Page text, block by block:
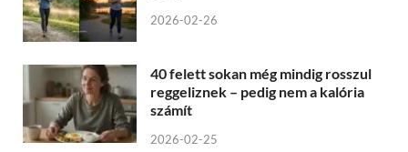
2026-02-26
40 felett sokan még mindig rosszul
reggeliznek – pedig nem a kalória
számít
2026-02-25